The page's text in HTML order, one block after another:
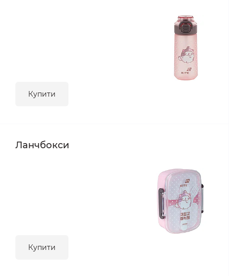
Купити
Ланчбокси
Купити